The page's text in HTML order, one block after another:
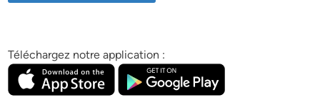
Téléchargez notre application :